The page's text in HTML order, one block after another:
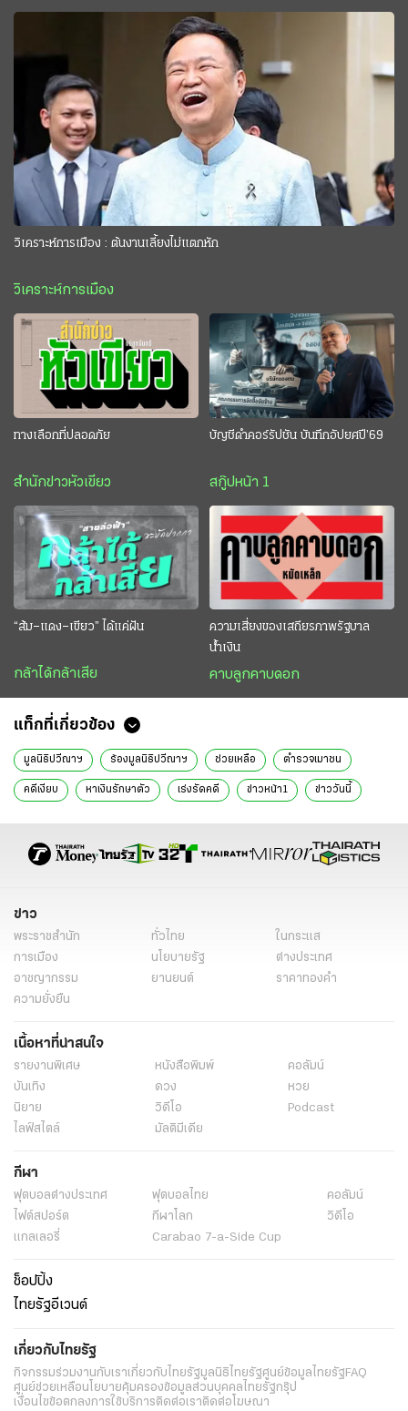
วิเคราะห์การเมือง : ต้นงานเลี้ยงไม่แตกหัก
วิเคราะห์การเมือง
ทางเลือกที่ปลอดภัย
สำนักข่าวหัวเขียว
บัญชีดำคอร์รัปชัน บันทึกอัปยศปี’69
สกู๊ปหน้า 1
“ส้ม–แดง–เขียว” ได้แค่ฝัน
กล้าได้กล้าเสีย
ความเสี่ยงของเสถียรภาพรัฐบาล
น้ำเงิน
คาบลูกคาบดอก
แท็กที่เกี่ยวข้อง
มูลนิธิปวีณาฯ ร้องมูลนิธิปวีณาฯ ช่วยเหลือ ตำรวจเมาชน
คดีเงียบ หาเงินรักษาตัว เร่งรัดคดี ข่าวหน้า1 ข่าววันนี้
ข่าว
พระราชสำนัก ทั่วไทย
ในกระแส
การเมือง
นโยบายรัฐ
ต่างประเทศ
อาชญากรรม
ยานยนต์
ราคาทองคำ
ความยั่งยืน
เนื้อหาที่น่าสนใจ
รายงานพิเศษ หนังสือพิมพ์
คอลัมน์
บันเทิง
ดวง
หวย
นิยาย
วิดีโอ
Podcast
ไลฟ์สไตล์
มัลติมีเดีย
กีฬา
ฟุตบอลต่่างประเทศ ฟุตบอลไทย
คอลัมน์
ไฟต์สปอร์ต
กีฬาโลก
วิดีโอ
แกลเลอรี่
Carabao 7-a-Side Cup
ช็อปปิ้ง
ไทยรัฐอีเวนต์
เกี่ยวกับไทยรัฐ
กิจกรรมร่วมงานกับเราเกี่ยวกับไทยรัฐมูลนิธิไทยรัฐศูนย์ข้อมูลไทยรัฐFAQ
ศูนย์ช่วยเหลือนโยบายคุ้มครองข้อมูลส่วนบุคคลไทยรัฐกรุ๊ป
เงื่อนไขข้อตกลงการใช้บริการติดต่อเราติดต่อโฆษณา